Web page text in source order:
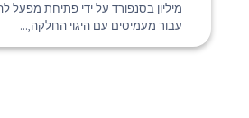
מיליון בסנפורד על ידי פתיחת מפעל
עבור מעמיסים עם היגוי החלקה,...